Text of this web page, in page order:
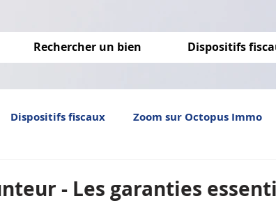
Rechercher un bien Dispositifs
Dispositifs fiscaux Zoom sur Octopus Immo
- Les garanties